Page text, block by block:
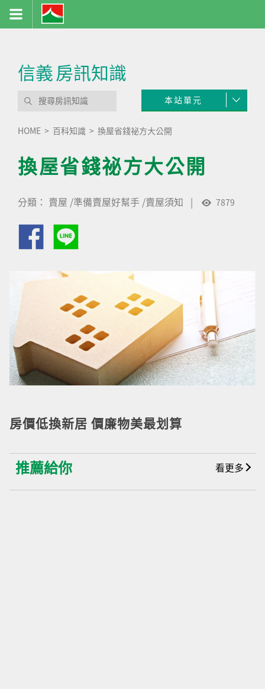
信義房訊知識
本站單元
HOME 百科知識 換屋省錢祕方大公開
換屋省錢祕方大公開
分類： 賣屋 /準備賣屋好幫手 /賣屋須知 | 7879
房價低換新居 價廉物美最划算
推薦給你 看更多